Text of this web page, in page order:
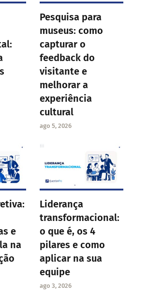
Pesquisa para
museus: como
capturar o
feedback do
visitante e
melhorar a
experiência
cultural
ago 5, 2026
e
na
Liderança
transformacional:
o que é, os 4
pilares e como
aplicar na sua
equipe
ago 3, 2026